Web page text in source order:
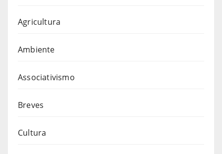
Agricultura
Ambiente
Associativismo
Breves
Cultura